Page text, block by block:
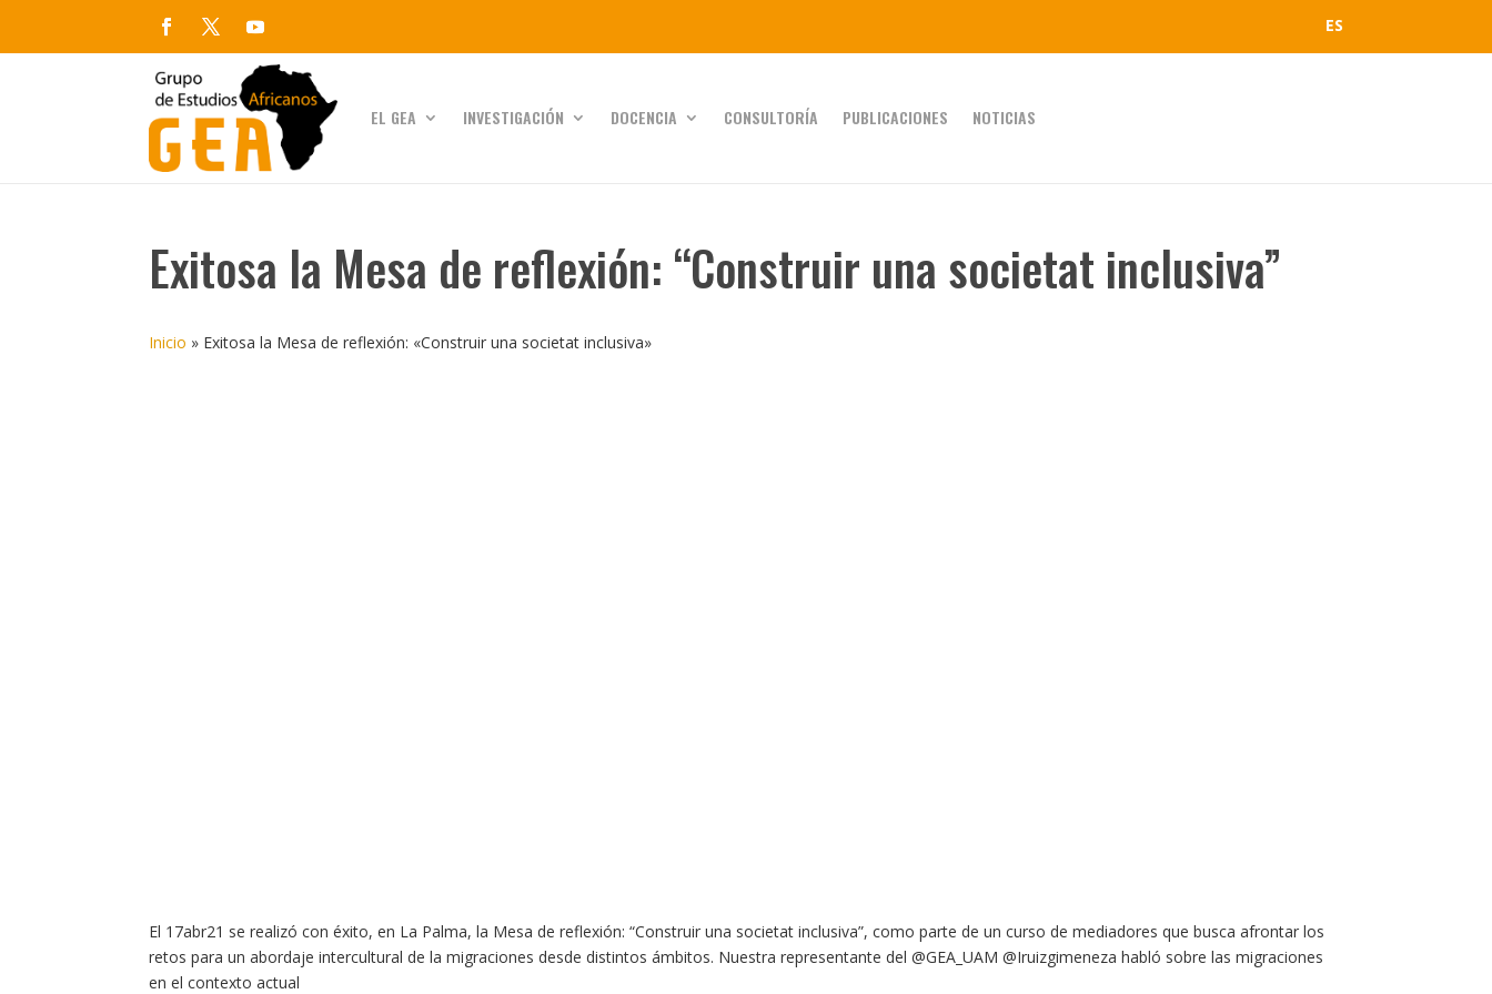
ES
EL GEA INVESTIGACIÓN DOCENCIA CONSULTORÍA PUBLICACIONES NOTICIAS
Exitosa la Mesa de reflexión: “Construir una societat inclusiva”
Inicio » Exitosa la Mesa de reflexión: «Construir una societat inclusiva»
El 17abr21 se realizó con éxito, en La Palma, la Mesa de reflexión: “Construir una societat inclusiva”, como parte de un curso de mediadores que busca afrontar los
retos para un abordaje intercultural de la migraciones desde distintos ámbitos. Nuestra representante del @GEA_UAM @Iruizgimeneza habló sobre las migraciones
en el contexto actual